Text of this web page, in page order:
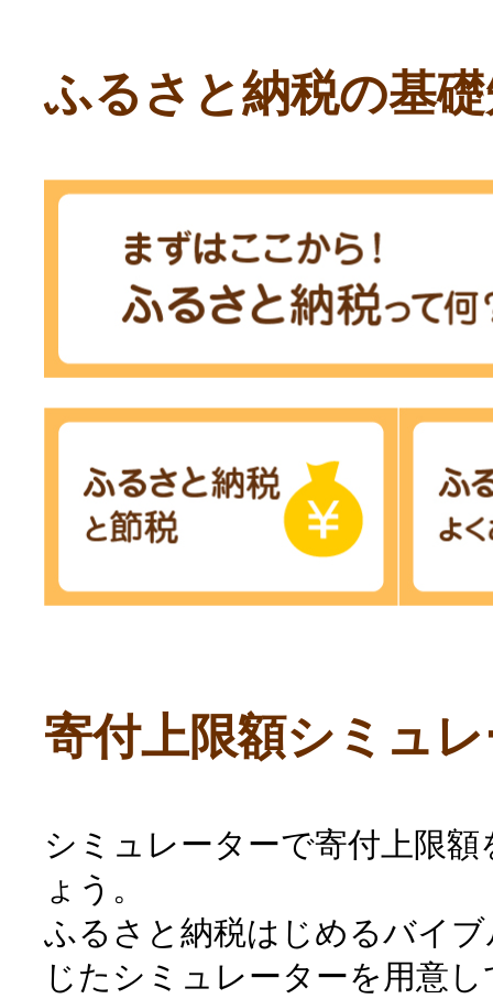
ふるさと納税の基
寄付上限額シミュ
シミュレーターで寄付上限
ょう。
ふるさと納税はじめるバイ
じたシミュレーターを用意